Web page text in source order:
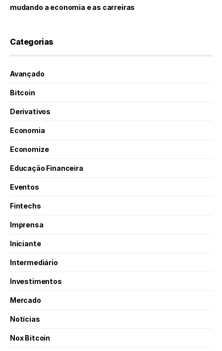
mudando a economia e as carreiras
Categorias
Avançado
Bitcoin
Derivativos
Economia
Economize
Educação Financeira
Eventos
Fintechs
Imprensa
Iniciante
Intermediário
Investimentos
Mercado
Notícias
Nox Bitcoin